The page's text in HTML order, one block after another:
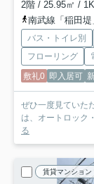
2階 / 25.95㎡ /
南武線「稲田
バス・トイレ別
フローリング
敷礼0 即入居可
ぜひ一度見ていた
は、オートロック
る
賃貸マンション